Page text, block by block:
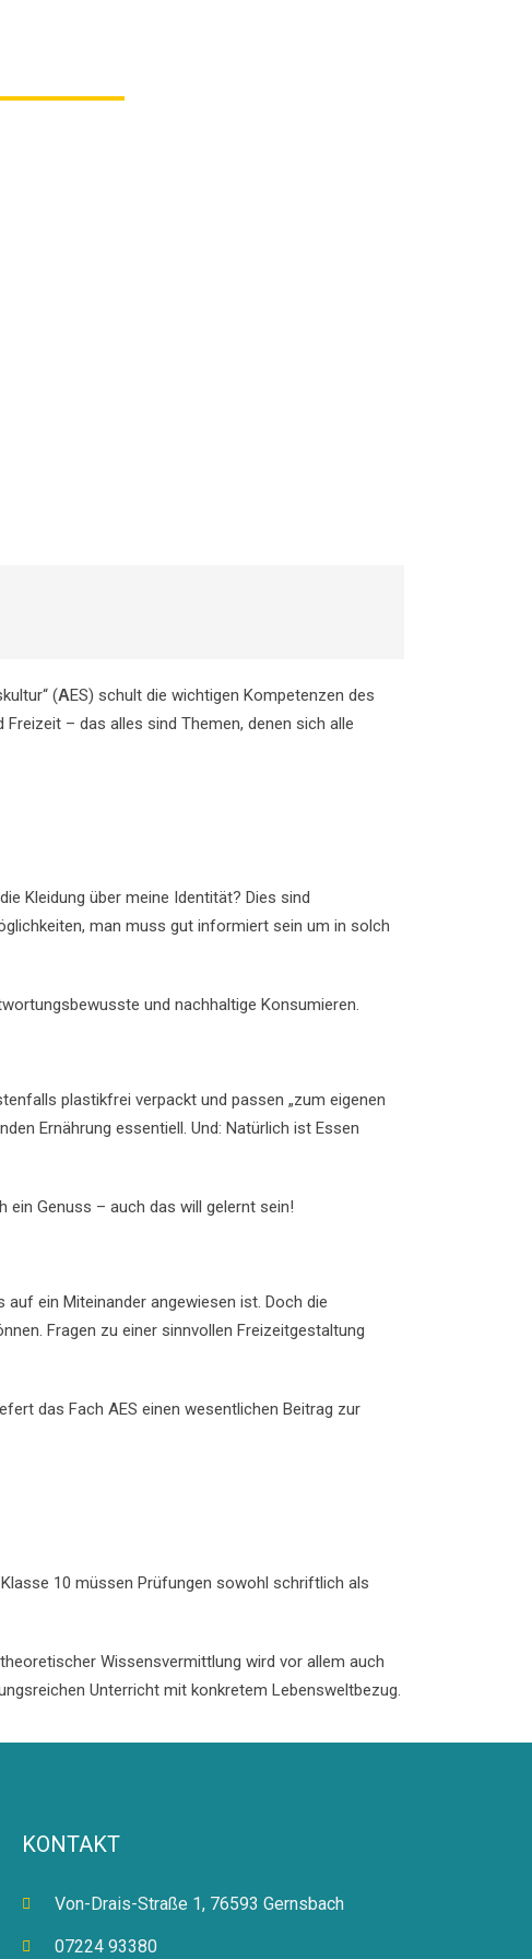
(AES) schult die wichtigen Kompetenzen des
– das alles sind Themen, denen sich alle
Kleidung über meine Identität? Dies sind
man muss gut informiert sein um in solch
und nachhaltige Konsumieren.
plastikfrei verpackt und passen „zum eigenen
Ernährung essentiell. Und: Natürlich ist Essen
ein Genuss – auch das will gelernt sein!
ein Miteinander angewiesen ist. Doch die
Fragen zu einer sinnvollen Freizeitgestaltung
das Fach AES einen wesentlichen Beitrag zur
10 müssen Prüfungen sowohl schriftlich als
Wissensvermittlung wird vor allem auch
Unterricht mit konkretem Lebensweltbezug.
KONTAKT
Von-Drais-Straße 1, 76593 Gernsbach
07224 93380